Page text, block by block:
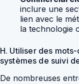
inclure une
lien avec le
la technologie
H. Utiliser des
systèmes de suivi
De nombreuses